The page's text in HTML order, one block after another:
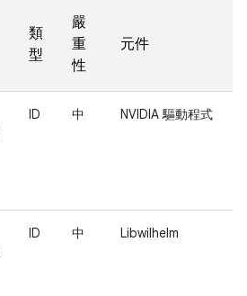
類
型
嚴
重
性
元件
ID 中 NVIDIA 驅動程式
ID 中 Libwilhelm